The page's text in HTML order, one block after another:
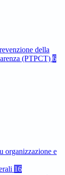
della
(PTPCT) 6
organizzazione e
16